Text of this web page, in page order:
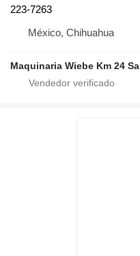
223-7263
México, Chihuahua
Maquinaria Wiebe Km 24 Sa